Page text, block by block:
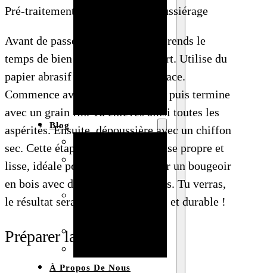
Blog
À Propos De Nous
Pré-traitement : ponçage et dépoussiérage
Avant de passer à la décoration, prends le
temps de bien préparer ton support. Utilise du
papier abrasif pour poncer la surface.
Commence avec un grain moyen, puis termine
avec un grain fin. Tu enlèves ainsi toutes les
aspérités. Ensuite, dépoussière avec un chiffon
sec. Cette étape te garantit une base propre et
lisse, idéale pour réussir à décorer un bougeoir
en bois avec des éléments naturels. Tu verras,
le résultat sera beaucoup plus joli et durable !
Préparer la surface